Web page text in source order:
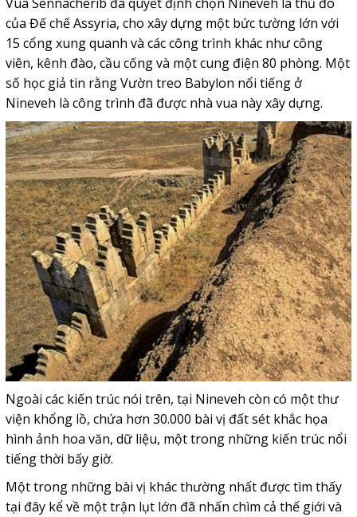
của Đế chế Assyria, cho xây dựng một bức tường lớn với
15 cổng xung quanh và các công trình khác như công
viên, kênh đào, cầu cống và một cung điện 80 phòng. Một
số học giả tin rằng Vườn treo Babylon nổi tiếng ở
Nineveh là công trình đã được nhà vua này xây dựng.
Ngoài các kiến trúc nói trên, tại Nineveh còn có một thư
viện khổng lồ, chứa hơn 30.000 bài vị đất sét khắc họa
hình ảnh hoa văn, dữ liệu, một trong những kiến trúc nổi
tiếng thời bấy giờ.
Một trong những bài vị khác thường nhất được tìm thấy
tại đây kể về một trận lụt lớn đã nhấn chìm cả thế giới và